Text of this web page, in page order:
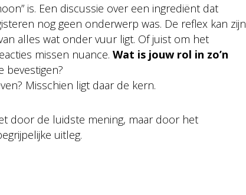
is. Een discussie over een ingrediënt dat
nog geen onderwerp was. De reflex kan zijn
alles wat onder vuur ligt. Of juist om het
missen nuance. Wat is jouw rol in zo’n
bevestigen?
Misschien ligt daar de kern.
door de luidste mening, maar door het
uitleg.